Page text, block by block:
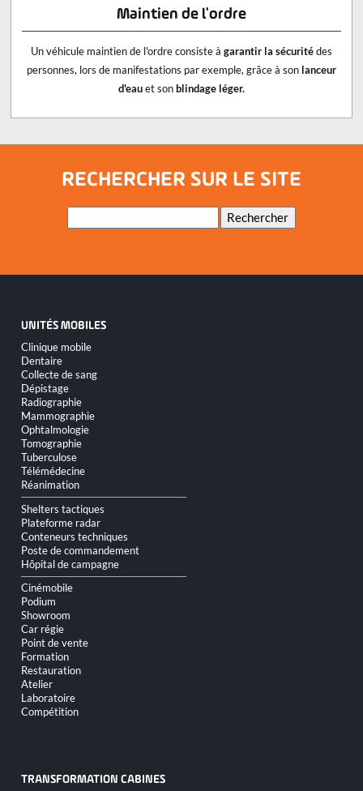
Maintien de l'ordre
Un véhicule maintien de l'ordre consiste à garantir la sécuritédes
personnes, lors de manifestations par exemple, grâce à son lanceur
d'eauet sonblindage léger.
RECHERCHER SUR LE SITE
Mots-
Rechercher
UNITÉS MOBILES
Aller
au
contenu
Clinique mobile
Dentaire
Collecte de sang
Dépistage
Radiographie
Mammographie
Ophtalmologie
Tomographie
Tuberculose
Télémédecine
Réanimation
Shelters tactiques
Plateforme radar
Conteneurs techniques
Poste de commandement
Hôpital de campagne
Cinémobile
Podium
Showroom
Car régie
Point de vente
Formation
Restauration
Atelier
Laboratoire
Compétition
TRANSFORMATION CABINES